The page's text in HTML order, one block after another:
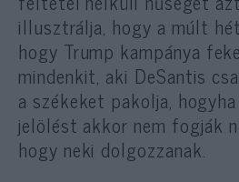
illusztrálja, hogy a múlt
hogy Trump kampánya
mindenkit, aki DeSantis
a székeket pakolja,
jelölést akkor nem fogják
hogy neki dolgozzanak.